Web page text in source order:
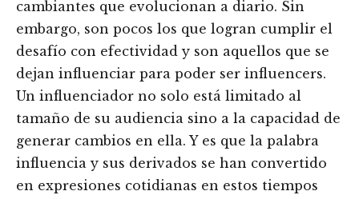
cambiantes que evolucionan a diario. Sin
embargo, son pocos los que logran cumplir el
desafío con efectividad y son aquellos que se
dejan influenciar para poder ser influencers.
Un influenciador no solo está limitado al
tamaño de su audiencia sino a la capacidad de
generar cambios en ella. Y es que la palabra
influencia y sus derivados se han convertido
en expresiones cotidianas en estos tiempos